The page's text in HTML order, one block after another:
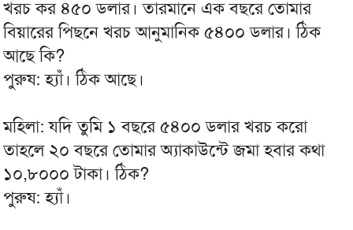
খরচ কর ৪৫০ ডলার। তারমানে এক বছরে তোমার
বিয়ারের পিছনে খরচ আনুমানিক ৫৪০০ ডলার। ঠিক
আছে কি?
পুরুষ: হ্যাঁ। ঠিক আছে।
মহিলা: যদি তুমি ১ বছরে ৫৪০০ ডলার খরচ করো
তাহলে ২০ বছরে তোমার অ্যাকাউন্টে জমা হবার কথা
১০,৮০০০ টাকা। ঠিক?
পুরুষ: হ্যাঁ।